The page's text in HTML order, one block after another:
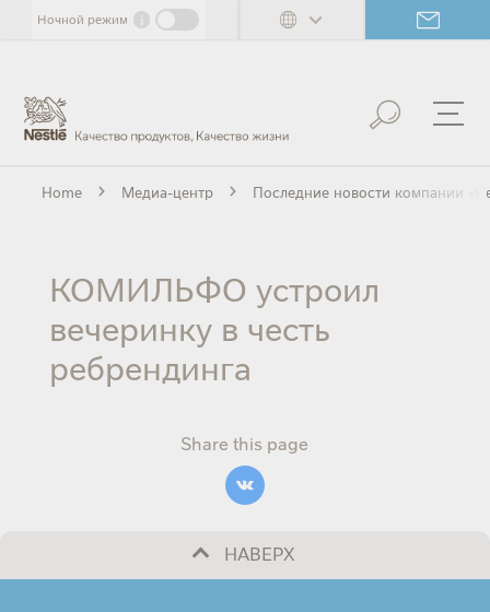
content
Ночной режим i
Home Медиа-центр Последние новости компании
КОМИЛЬФО устроил
вечеринку в честь
ребрендинга
Share this page
НАВЕРХ